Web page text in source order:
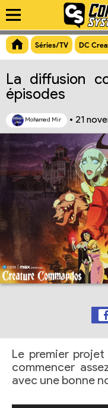
Séries/TV DC
La diffusion
épisodes
Mohamed Mir • 21
Le premier
commencer
avec une bonne
Aperçu du